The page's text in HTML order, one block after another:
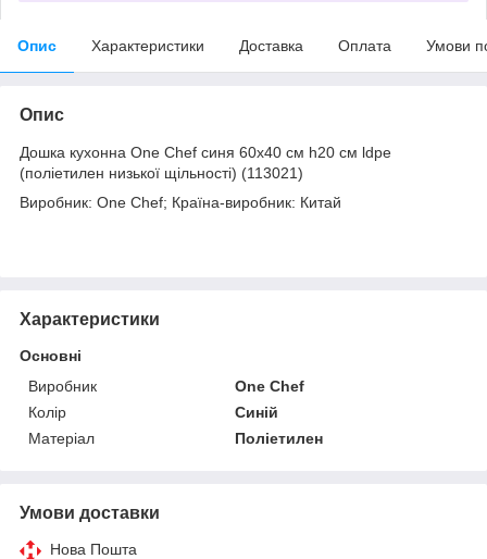
Опис Характеристики Доставка Оплата Умови
Опис
Дошка кухонна One Chef синя 60х40 см h20 см ldpe
(поліетилен низької щільності) (113021)
Виробник: One Chef; Країна-виробник: Китай
Характеристики
Основні
Виробник
One Chef
Колір
Синій
Матеріал
Поліетилен
Умови доставки
Нова Пошта